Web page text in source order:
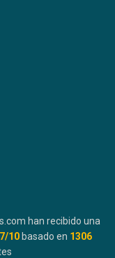
han recibido una
/10 basado en 1306